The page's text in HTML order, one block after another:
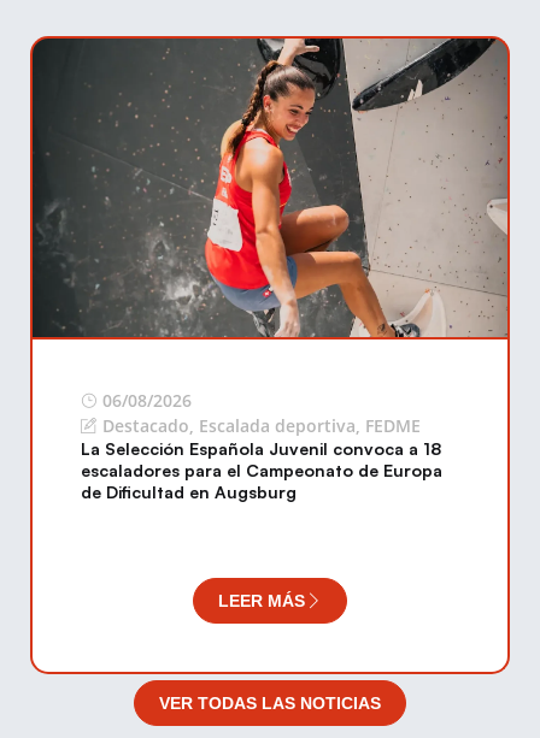
06/08/2026
Destacado Escalada deportiva FEDME
La Selección Española Juvenil convoca a 18
escaladores para el Campeonato de Europa
de Dificultad en Augsburg
LEER MÁS
VER TODAS LAS NOTICIAS